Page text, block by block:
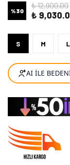
%30
₺ 12,900.00
₺
S M L